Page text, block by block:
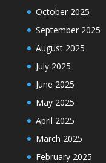
October 2025
September 2025
August 2025
July 2025
June 2025
May 2025
April 2025
March 2025
February 2025